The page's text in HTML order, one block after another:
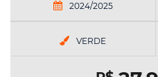
2024/2025
VERDE